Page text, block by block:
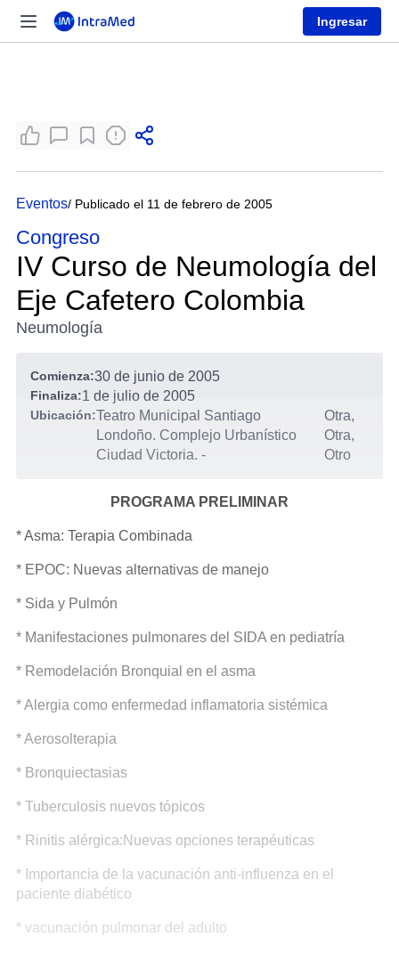
Ingresar
Eventos/ Publicado el 11 de febrero de 2005
Congreso
IV Curso de Neumología del
Eje Cafetero Colombia
Neumología
Comienza:30 de junio de 2005
Finaliza:1 de julio de 2005
Ubicación:Teatro Municipal Santiago
Londoño. Complejo Urbanístico
Ciudad Victoria. -
Otra,
Otra,
Otro
PROGRAMA PRELIMINAR
* Asma: Terapia Combinada
* EPOC: Nuevas alternativas de manejo
* Sida y Pulmón
* Manifestaciones pulmonares del SIDA en pediatría
* Remodelación Bronquial en el asma
* Alergia como enfermedad inflamatoria sistémica
* Aerosolterapia
* Bronquiectasias
* Tuberculosis nuevos tópicos
* Rinitis alérgica:Nuevas opciones terapéuticas
* Importancia de la vacunación anti-influenza en el
paciente diabético
* vacunación pulmonar del adulto